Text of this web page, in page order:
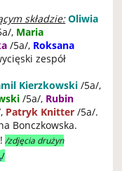
składzie: Oliwia
, Maria
/5a/, Roksana
zespół
Kierzkowski /5a/,
/5a/, Rubin
Patryk Knitter /5a/.
Bonczkowska.
/zdjęcia drużyn
/